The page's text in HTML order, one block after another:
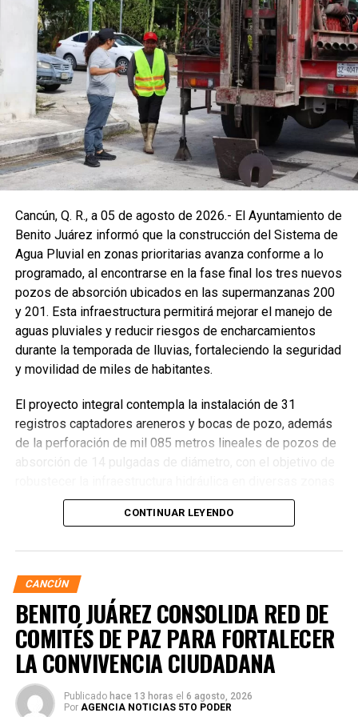
Cancún, Q. R., a 05 de agosto de 2026.- El Ayuntamiento de
Benito Juárez informó que la construcción del Sistema de
Agua Pluvial en zonas prioritarias avanza conforme a lo
programado, al encontrarse en la fase final los tres nuevos
pozos de absorción ubicados en las supermanzanas 200
y 201. Esta infraestructura permitirá mejorar el manejo de
aguas pluviales y reducir riesgos de encharcamientos
durante la temporada de lluvias, fortaleciendo la seguridad
y movilidad de miles de habitantes.
El proyecto integral contempla la instalación de 31
registros captadores areneros y bocas de pozo, además
de la perforación de mil 085 metros lineales de pozos de
absorción de 14 pulgadas de diámetro, con el objetivo de
de la ciudad. La Encargada de Despacho de la Presidencia
Municipal, Landy Guadalupe Canché Pantoja, supervisó
vialidades donde se colocó la nueva infraestructura.
CONTINUAR LEYENDO
CANCÚN
BENITO JUÁREZ CONSOLIDA RED DE
COMITÉS DE PAZ PARA FORTALECER
LA CONVIVENCIA CIUDADANA
Publicado hace 13 horas el 6 agosto, 2026
Por AGENCIA NOTICIAS 5TO PODER